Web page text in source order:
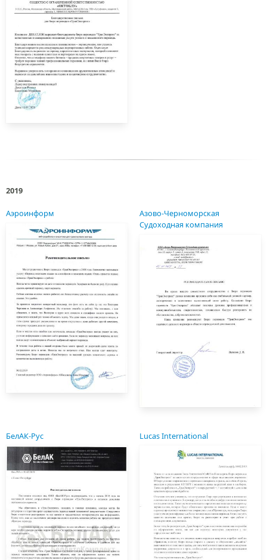
2019
Аэроинформ
Азово-Черноморская
Судоходная компания
БелАК-Рус Lucas International